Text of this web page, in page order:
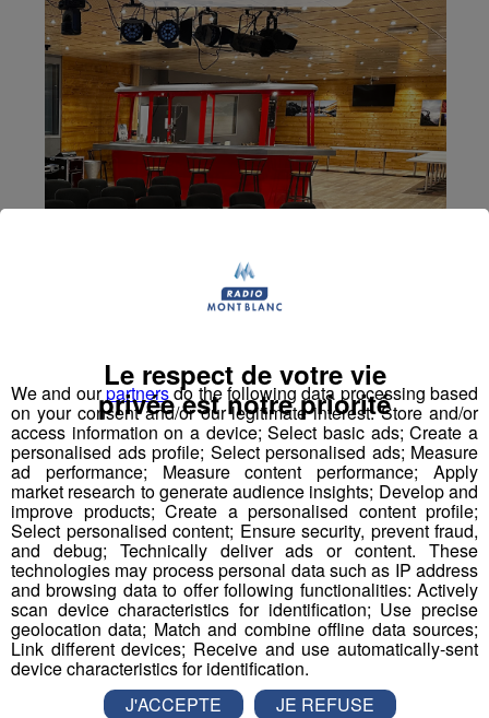
Saint-Gervais : un blessé grave
dans l'incendie d'une ferme à
Cupelin
Publié par La Rédaction Radio Mont Blanc-10 septembre
2020 à 10h25-Mis à jour le 10 septembre 2020 à 13h29
We and ourpartnersdo the following data processing based
on your consent and/or our legitimate interest: Store and/or
access information on a device; Select basic ads; Create a
personalised ads profile; Select personalised ads; Measure
ad performance; Measure content performance; Apply
market research to generate audience insights; Develop and
improve products; Create a personalised content profile;
Select personalised content; Ensure security, prevent fraud,
and debug; Technically deliver ads or content. These
technologies may process personal data such as IP address
and browsing data to offer following functionalities: Actively
scan device characteristics for identification; Use precise
geolocation data; Match and combine offline data sources;
Link different devices; Receive and use automatically-sent
device characteristics for identification.
Le respect de votre vie
privée est notre priorité
J'ACCEPTE
JE REFUSE